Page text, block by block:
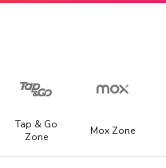
Tap & Go
Zone
Mox Zone